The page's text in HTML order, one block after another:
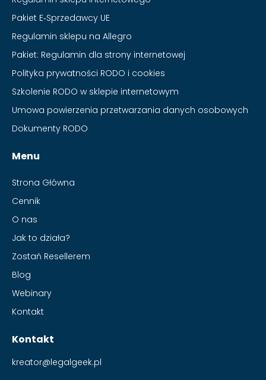
Pakiet E‑Sprzedawcy UE
Regulamin sklepu na Allegro
Pakiet: Regulamin dla strony internetowej
Polityka prywatności RODO i cookies
Szkolenie RODO w sklepie internetowym
Umowa powierzenia przetwarzania danych osobowych
Dokumenty RODO
Menu
Strona Główna
Cennik
O nas
Jak to działa?
Zostań Resellerem
Blog
Webinary
Kontakt
Kontakt
kreator@legalgeek.pl